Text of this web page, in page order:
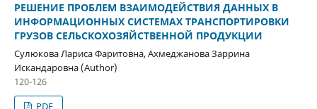
РЕШЕНИЕ ПРОБЛЕМ ВЗАИМОДЕЙСТВИЯ ДАННЫХ В
ИНФОРМАЦИОННЫХ СИСТЕМАХ ТРАНСПОРТИРОВКИ
ГРУЗОВ СЕЛЬСКОХОЗЯЙСТВЕННОЙ ПРОДУКЦИИ
Сулюкова Лариса Фаритовна, Ахмеджанова Заррина
Искандаровна (Author)
120-126
PDF